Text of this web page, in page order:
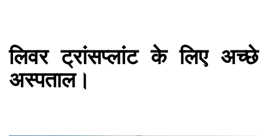
लिवर ट्रांसप्लांट के लिए अच्छे
अस्पताल।